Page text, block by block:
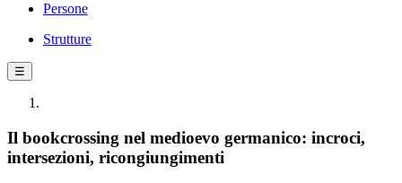
Persone
Strutture
☰
Il bookcrossing nel medioevo germanico: incroci,
intersezioni, ricongiungimenti